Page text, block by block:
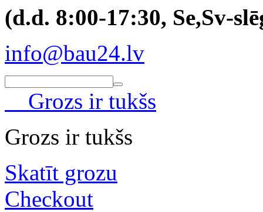
(d.d. 8:00-17:30, Se,Sv-
info@bau24.lv
Grozs ir tukšs
Grozs ir tukšs
Skatīt grozu
Checkout